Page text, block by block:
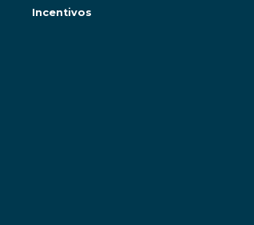
Incentivos